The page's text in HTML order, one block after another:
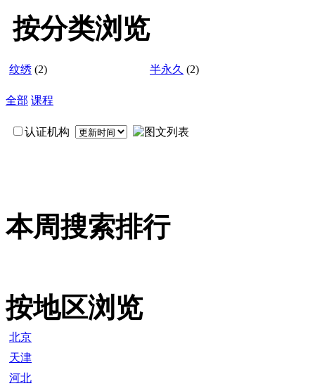
按分类浏览
纹绣 (2) 半永久 (2)
全部 课程
认证机构
本周搜索排行
按地区浏览
北京
天津
河北